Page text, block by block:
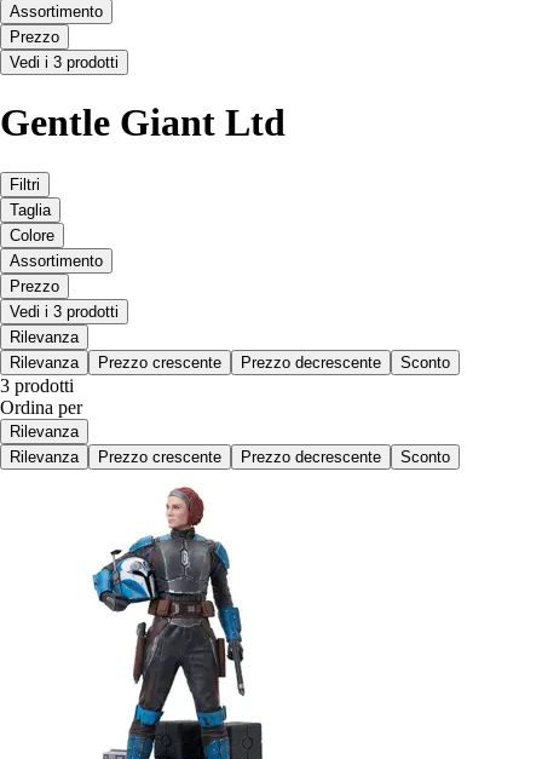
Assortimento
Prezzo
Vedi i 3 prodotti
Gentle Giant Ltd
Filtri
Taglia
Colore
Assortimento
Prezzo
Vedi i 3 prodotti
Rilevanza
Rilevanza
Prezzo crescente Prezzo decrescente Sconto
3 prodotti
Ordina per
Rilevanza
Rilevanza
Prezzo crescente Prezzo decrescente Sconto